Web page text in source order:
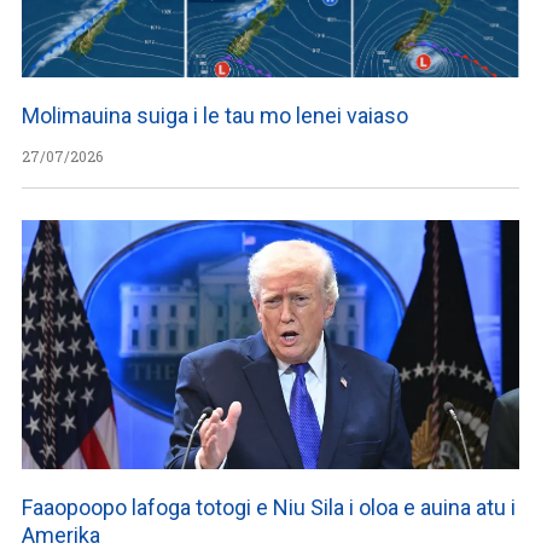
Molimauina suiga i le tau mo lenei vaiaso
27/07/2026
Faaopoopo lafoga totogi e Niu Sila i oloa e auina atu i
Amerika